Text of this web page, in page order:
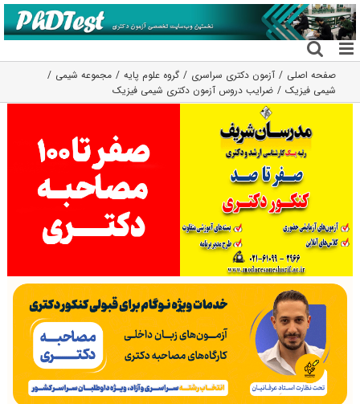
رفتن
به
محتوا
صفحه اصلی آزمون دکتری سراسری گروه علوم پايه
مجموعه شیمی
شیمی فیزیک
ضرایب دروس آزمون دکتری شیمی فیزیک